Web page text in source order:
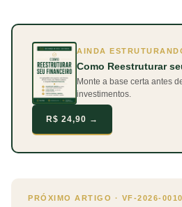
AINDA
Como Reestruturar
Monte a base certa antes
investimentos.
R$ 24,90 →
PRÓXIMO ARTIGO · VF-2026-0010